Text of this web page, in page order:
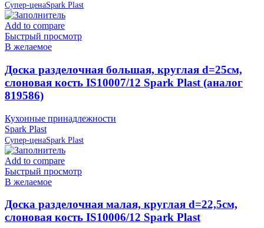
Супер-ценаSpark Plast
Add to compare
Быстрый просмотр
В желаемое
Доска разделочная большая, круглая d=25см,
слоновая кость IS10007/12 Spark Plast (аналог
819586)
Кухонные принадлежности
Spark Plast
Супер-ценаSpark Plast
Add to compare
Быстрый просмотр
В желаемое
Доска разделочная малая, круглая d=22,5см,
слоновая кость IS10006/12 Spark Plast